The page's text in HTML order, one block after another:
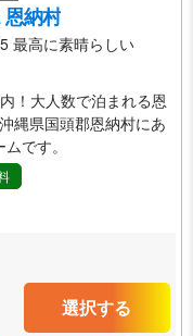
恩納村
最高に素晴らしい
！大人数で泊まれる恩
縄県国頭郡恩納村にあ
です。
選択する